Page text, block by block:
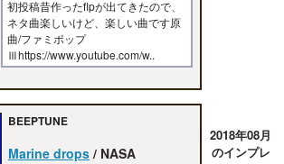
初投稿昔作ったflpが出てきたので、
ネタ曲楽しいけど、楽しい曲です原
曲/ファミポップ
Ⅲhttps://www.youtube.com/w..
BEEPTUNE
Marine drops / NASA
2018年08月
のインプレ